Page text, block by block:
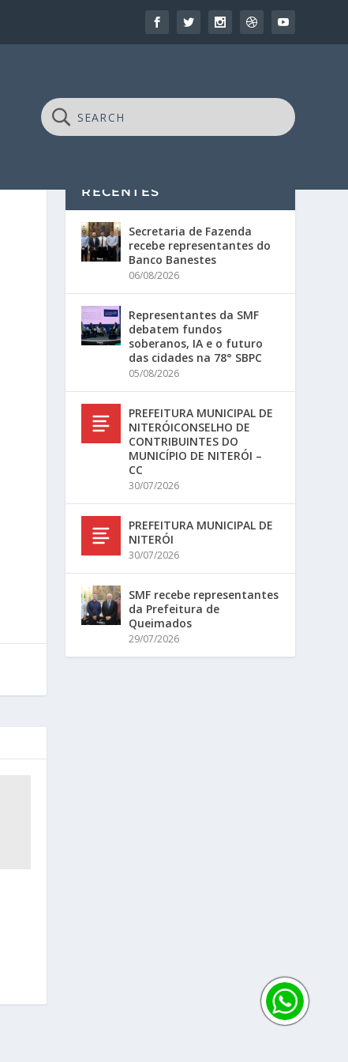
RECENTES
Secretaria de Fazenda
recebe representantes do
Banco Banestes
06/08/2026
Representantes da SMF
debatem fundos
soberanos, IA e o futuro
das cidades na 78° SBPC
05/08/2026
PREFEITURA MUNICIPAL DE
NITERÓICONSELHO DE
CONTRIBUINTES DO
MUNICÍPIO DE NITERÓI –
CC
30/07/2026
PREFEITURA MUNICIPAL DE
NITERÓI
30/07/2026
SMF recebe representantes
da Prefeitura de
Queimados
29/07/2026